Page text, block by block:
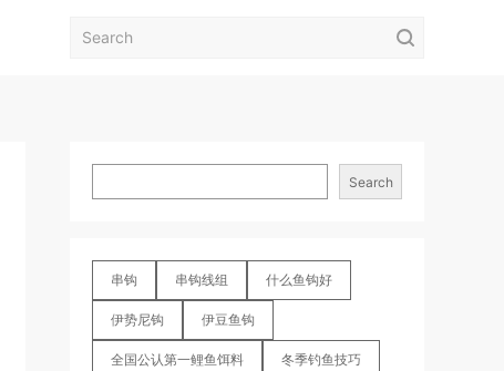
Search
串钩 串钩线组 什么鱼钩好
伊势尼钩 伊豆鱼钩
全国公认第一鲤鱼饵料 冬季钓鱼技巧